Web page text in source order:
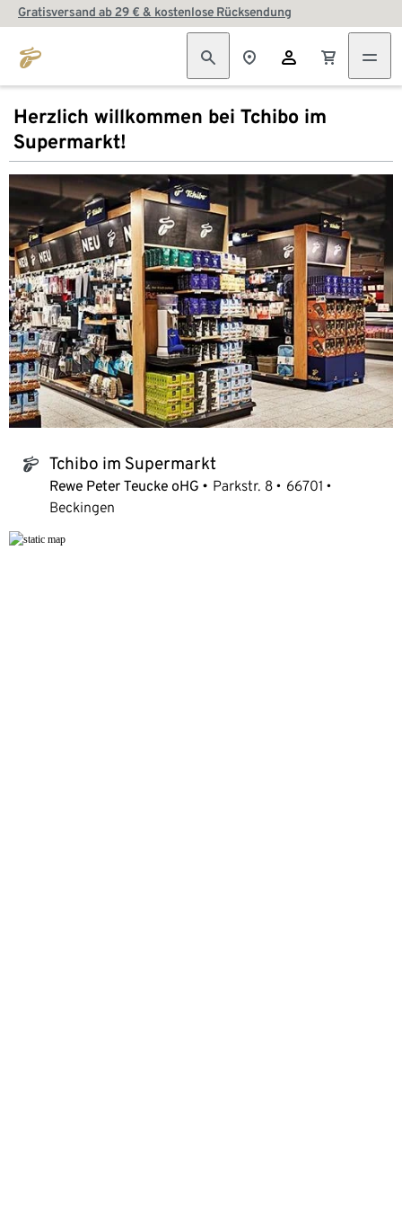
Gratisversand ab 29 € & kostenlose Rücksendung
Herzlich willkommen bei Tchibo im
Supermarkt!
tchibo_logo Tchibo im Supermarkt
Rewe Peter Teucke oHG Parkstr. 8
66701
Beckingen